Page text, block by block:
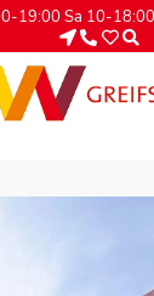
19:00 Sa 10-